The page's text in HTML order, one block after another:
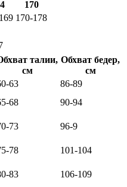
170
170-178
талии,
см
Обхват бедер,
см
63
86-89
68 90-94
73 96-9
78 101-104
83 106-109